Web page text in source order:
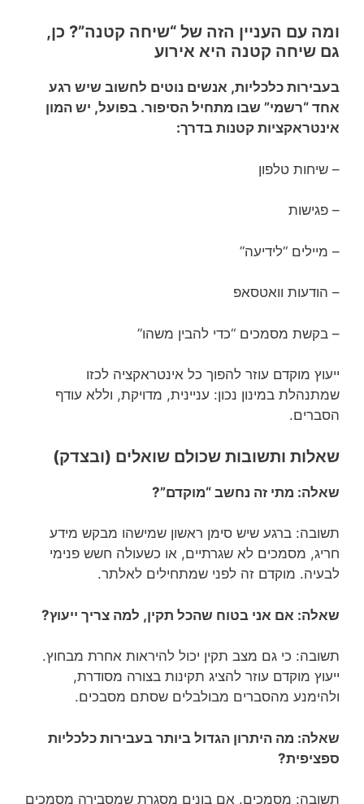
ומה עם העניין הזה של “שיחה קטנה”? כן,
גם שיחה קטנה היא אירוע
בעבירות כלכליות, אנשים נוטים לחשוב שיש רגע
אחד “רשמי” שבו מתחיל הסיפור. בפועל, יש המון
אינטראקציות קטנות בדרך:
– שיחות טלפון
– פגישות
– מיילים “לידיעה”
– הודעות וואטסאפ
– בקשת מסמכים “כדי להבין משהו”
ייעוץ מוקדם עוזר להפוך כל אינטראקציה לכזו
שמתנהלת במינון נכון: עניינית, מדויקת, וללא עודף
הסברים.
שאלות ותשובות שכולם שואלים (ובצדק)
שאלה: מתי זה נחשב “מוקדם”?
תשובה: ברגע שיש סימן ראשון שמישהו מבקש מידע
חריג, מסמכים לא שגרתיים, או כשעולה חשש פנימי
לבעיה. מוקדם זה לפני שמתחילים לאלתר.
שאלה: אם אני בטוח שהכל תקין, למה צריך ייעוץ?
תשובה: כי גם מצב תקין יכול להיראות אחרת מבחוץ.
ייעוץ מוקדם עוזר להציג תקינות בצורה מסודרת,
ולהימנע מהסברים מבולבלים שסתם מסבכים.
שאלה: מה היתרון הגדול ביותר בעבירות כלכליות
ספציפית?
תשובה: מסמכים. אם בונים מסגרת שמסבירה מסמכים